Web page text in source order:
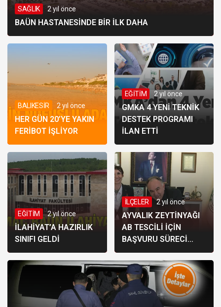
SAĞLIK 2 yıl önce
BAÜN HASTANESİNDE BİR İLK DAHA
BALIKESİR 2 yıl önce
HER GÜN 20’YE YAKIN
FERİBOT İŞLİYOR
EĞİTİM 2 yıl önce
GMKA 4 YENİ TEKNİK
DESTEK PROGRAMI
İLAN ETTİ
EĞİTİM 2 yıl önce
İLAHİYAT’A HAZIRLIK
SINIFI GELDİ
İLÇELER 2 yıl önce
AYVALIK ZEYTİNYAĞI
AB TESCİLİ İÇİN
BAŞVURU SÜRECİ
BAŞLATILDI